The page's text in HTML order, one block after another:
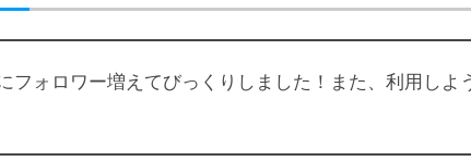
フォロワー増えてびっくりしました！また、利用しよ